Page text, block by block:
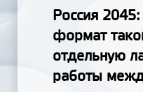
Россия
формат
отдельную
работы